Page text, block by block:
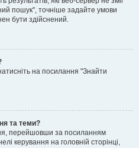
пошук", точніше задайте умови
бути здійснений.
на посилання "Знайти
та теми?
перейшовши за посиланням
керування на головній сторінці,